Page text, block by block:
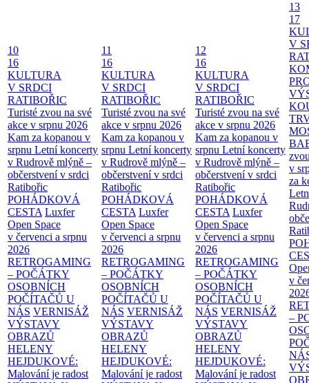
10
16
KULTURA
V SRDCI
RATIBOŘIC
Turisté zvou na své
akce v srpnu 2026
Kam za kopanou v
srpnu Letní koncerty
v Rudrově mlýně –
občerstvení v srdci
Ratibořic
POHÁDKOVÁ
CESTA Luxfer
Open Space
v červenci a srpnu
2026
RETROGAMING
– POČÁTKY
OSOBNÍCH
POČÍTAČŮ U
NÁS VERNISÁŽ
VÝSTAVY
OBRAZŮ
HELENY
HEJDUKOVÉ:
Malování je radost
11
16
KULTURA
V SRDCI
RATIBOŘIC
Turisté zvou na své
akce v srpnu 2026
Kam za kopanou v
srpnu Letní koncerty
v Rudrově mlýně –
občerstvení v srdci
Ratibořic
POHÁDKOVÁ
CESTA Luxfer
Open Space
v červenci a srpnu
2026
RETROGAMING
– POČÁTKY
OSOBNÍCH
POČÍTAČŮ U
NÁS VERNISÁŽ
VÝSTAVY
OBRAZŮ
HELENY
HEJDUKOVÉ:
Malování je radost
12
16
KULTURA
V SRDCI
RATIBOŘIC
Turisté zvou na své
akce v srpnu 2026
Kam za kopanou v
srpnu Letní koncerty
v Rudrově mlýně –
občerstvení v srdci
Ratibořic
POHÁDKOVÁ
CESTA Luxfer
Open Space
v červenci a srpnu
2026
RETROGAMING
– POČÁTKY
OSOBNÍCH
POČÍTAČŮ U
NÁS VERNISÁŽ
VÝSTAVY
OBRAZŮ
HELENY
HEJDUKOVÉ:
Malování je radost
13
17
V
v
za
v
–